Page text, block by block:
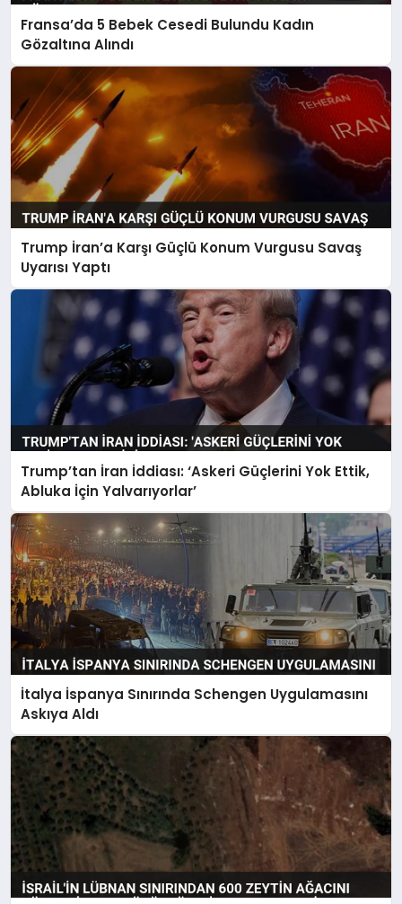
Fransa’da 5 Bebek Cesedi Bulundu Kadın
Gözaltına Alındı
Trump İran’a Karşı Güçlü Konum Vurgusu Savaş
Uyarısı Yaptı
Trump’tan İran İddiası: ‘Askeri Güçlerini Yok Ettik,
Abluka İçin Yalvarıyorlar’
İtalya İspanya Sınırında Schengen Uygulamasını
Askıya Aldı